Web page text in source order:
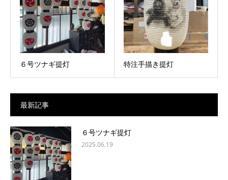
６号ツナギ提灯 特注手描き提灯
最新記事
６号ツナギ提灯
2025.06.19